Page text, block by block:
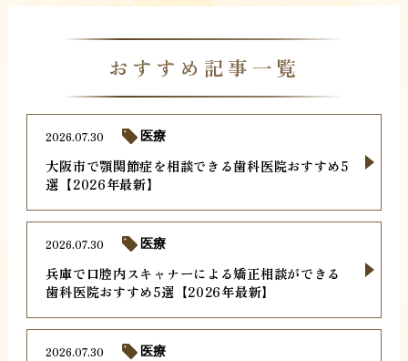
おすすめ記事一覧
大阪市で顎関節症を相談できる歯科医院おすすめ5
選【2026年最新】
2026.07.30 医療
兵庫で口腔内スキャナーによる矯正相談ができる
歯科医院おすすめ5選【2026年最新】
2026.07.30 医療
2026.07.30 医療